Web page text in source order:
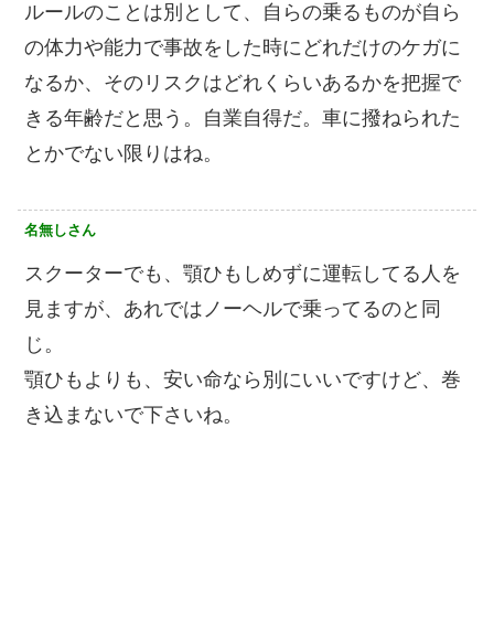
ルールのことは別として、自らの乗るものが自ら
の体力や能力で事故をした時にどれだけのケガに
なるか、そのリスクはどれくらいあるかを把握で
きる年齢だと思う。自業自得だ。車に撥ねられた
とかでない限りはね。
名無しさん
スクーターでも、顎ひもしめずに運転してる人を
見ますが、あれではノーヘルで乗ってるのと同
じ。
顎ひもよりも、安い命なら別にいいですけど、巻
き込まないで下さいね。